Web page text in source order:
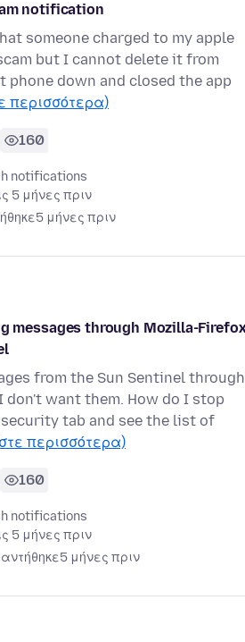
notification
someone charged to my apple
but I cannot delete it from
phone down and closed the app
περισσότερα)
160
notifications
5 μήνες πριν
5 μήνες πριν
messages through Mozilla-
from the Sun Sentinel through
don't want them. How do I stop
tab and see the list of
περισσότερα)
160
notifications
5 μήνες πριν
5 μήνες πριν